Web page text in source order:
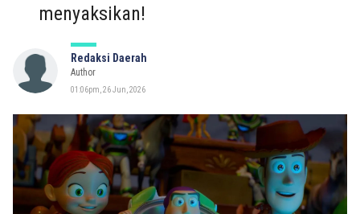
menyaksikan!
Redaksi Daerah
Author
01:06pm, 26 Jun, 2026